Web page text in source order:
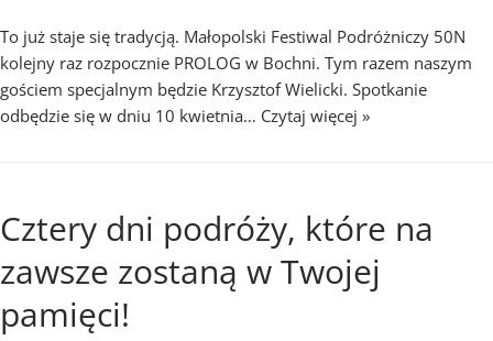
To już staje się tradycją. Małopolski Festiwal Podróżniczy 50N
kolejny raz rozpocznie PROLOG w Bochni. Tym razem naszym
gościem specjalnym będzie Krzysztof Wielicki. Spotkanie
odbędzie się w dniu 10 kwietnia… Czytaj więcej »
Cztery dni podróży, które na
zawsze zostaną w Twojej
pamięci!